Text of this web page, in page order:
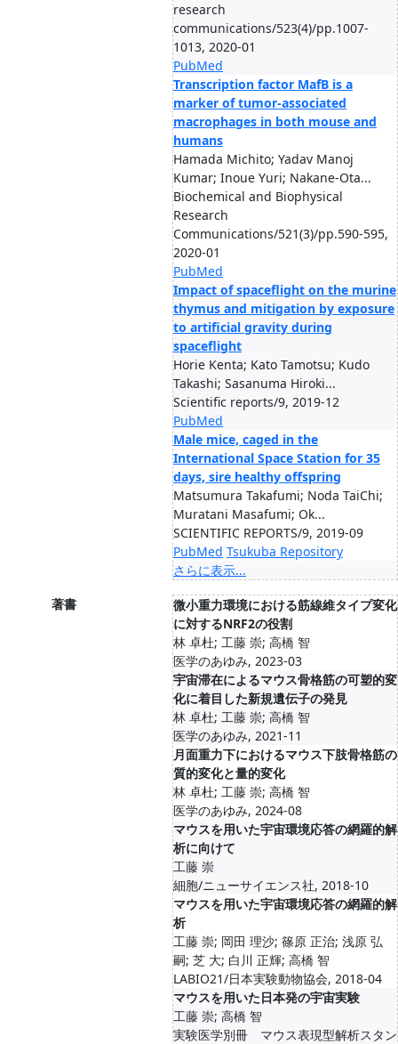
research
communications/523(4)/pp.1007-
1013, 2020-01
PubMed
Transcription factor MafB is a
marker of tumor-associated
macrophages in both mouse and
humans
Hamada Michito; Yadav Manoj
Kumar; Inoue Yuri; Nakane-Ota...
Biochemical and Biophysical
Research
Communications/521(3)/pp.590-595,
2020-01
PubMed
Impact of spaceflight on the murine
thymus and mitigation by exposure
to artificial gravity during
spaceflight
Horie Kenta; Kato Tamotsu; Kudo
Takashi; Sasanuma Hiroki...
Scientific reports/9, 2019-12
PubMed
Male mice, caged in the
International Space Station for 35
days, sire healthy offspring
Matsumura Takafumi; Noda TaiChi;
Muratani Masafumi; Ok...
SCIENTIFIC REPORTS/9, 2019-09
PubMed Tsukuba Repository
さらに表示...
著書
微小重力環境における筋線維タイプ変化
に対するNRF2の役割
林 卓杜; 工藤 崇; 高橋 智
医学のあゆみ, 2023-03
宇宙滞在によるマウス骨格筋の可塑的変
化に着目した新規遺伝子の発見
林 卓杜; 工藤 崇; 高橋 智
医学のあゆみ, 2021-11
月面重力下におけるマウス下肢骨格筋の
質的変化と量的変化
林 卓杜; 工藤 崇; 高橋 智
医学のあゆみ, 2024-08
マウスを用いた宇宙環境応答の網羅的解
析に向けて
工藤 崇
細胞/ニューサイエンス社, 2018-10
マウスを用いた宇宙環境応答の網羅的解
析
工藤 崇; 岡田 理沙; 篠原 正治; 浅原 弘
嗣; 芝 大; 白川 正輝; 高橋 智
LABIO21/日本実験動物協会, 2018-04
マウスを用いた日本発の宇宙実験
工藤 崇; 高橋 智
実験医学別冊 マウス表現型解析スタン